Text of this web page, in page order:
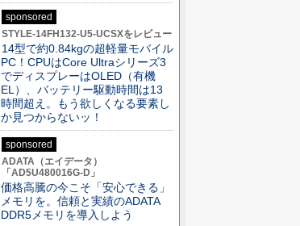
sponsored
STYLE-14FH132-U5-UCSXをレビュー
14型で約0.84kgの超軽量モバイル
PC！CPUはCore Ultraシリーズ3
でディスプレーはOLED（有機
EL）、バッテリー駆動時間は13
時間超え。もう欲しくなる要素し
か見つからないッ！
sponsored
ADATA（エイデータ）
「AD5U480016G-D」
価格高騰の今こそ「安心できる」
メモリを。信頼と実績のADATA
DDR5メモリを導入しよう